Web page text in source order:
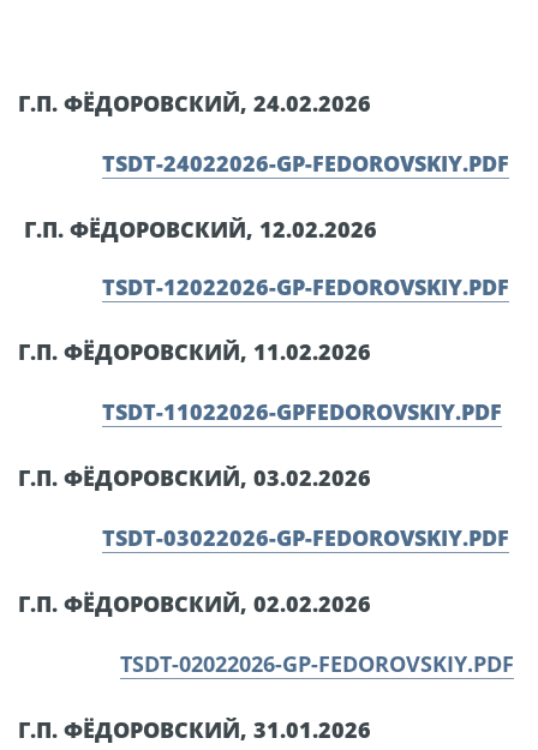
Г.П. ФЁДОРОВСКИЙ, 24.02.2026
TSDT-24022026-GP-FEDOROVSKIY.PDF
Г.П. ФЁДОРОВСКИЙ, 12.02.2026
TSDT-12022026-GP-FEDOROVSKIY.PDF
Г.П. ФЁДОРОВСКИЙ, 11.02.2026
TSDT-11022026-GPFEDOROVSKIY.PDF
Г.П. ФЁДОРОВСКИЙ, 03.02.2026
TSDT-03022026-GP-FEDOROVSKIY.PDF
Г.П. ФЁДОРОВСКИЙ, 02.02.2026
TSDT-02022026-GP-FEDOROVSKIY.PDF
Г.П. ФЁДОРОВСКИЙ, 31.01.2026